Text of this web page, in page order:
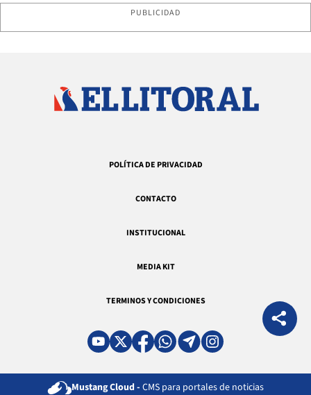
PUBLICIDAD
POLÍTICA DE PRIVACIDAD
CONTACTO
INSTITUCIONAL
MEDIA KIT
TERMINOS Y CONDICIONES
Mustang Cloud - CMS para portales de noticias